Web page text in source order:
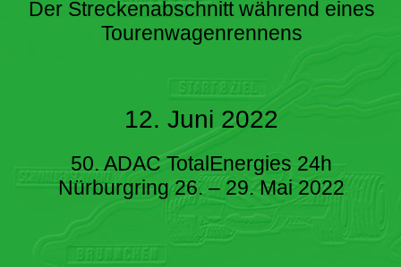
Der Streckenabschnitt während eines
Tourenwagenrennens
12. Juni 2022
50. ADAC TotalEnergies 24h
Nürburgring 26. – 29. Mai 2022